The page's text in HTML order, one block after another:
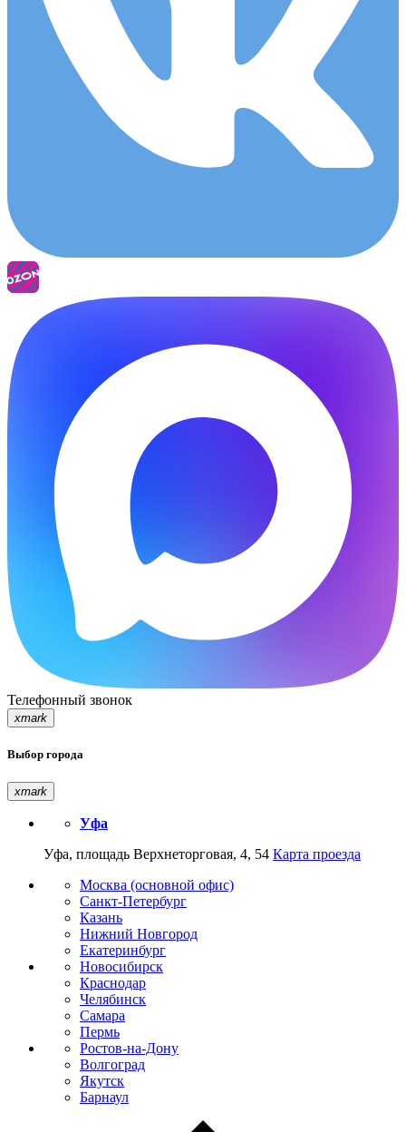
Телефонный звонок
xmark
Выбор города
xmark
Уфа
Уфа, площадь Верхнеторговая, 4, 54 Карта проезда
Москва (основной офис)
Санкт-Петербург
Казань
Нижний Новгород
Екатеринбург
Новосибирск
Краснодар
Челябинск
Самара
Пермь
Ростов-на-Дону
Волгоград
Якутск
Барнаул